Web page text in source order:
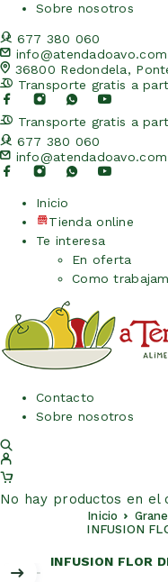
Sobre nosotros
677 380 060
info@atendadoavo.com
36800 Redondela,
Transporte gratis a
Transporte gratis a
677 380 060
info@atendadoavo.com
Inicio
Tienda online
Te interesa
En oferta
Como
Contacto
Sobre nosotros
No hay productos en el
Inicio
INFUSION
INFUSION FLOR